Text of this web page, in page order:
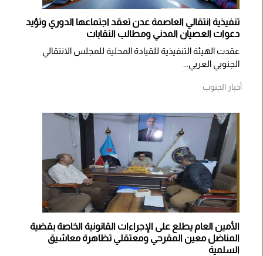
تنفيذية انتقالي العاصمة عدن تعقد اجتماعها الدوري وتؤيد
دعوات العصيان المدني ومطالب النقابات
​عقدت الهيئة التنفيذية للقيادة المحلية للمجلس الانتقالي
الجنوبي العربي...
أخبار الجنوب
الأمين العام يطلع على الإجراءات القانونية الخاصة بقضية
المناضل معين المقرحي ومعتقلي تظاهرة معاشيق
السلمية